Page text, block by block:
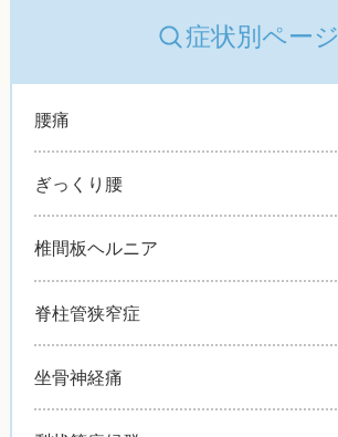
症状別ページ
腰痛
ぎっくり腰
椎間板ヘルニア
脊柱管狭窄症
坐骨神経痛